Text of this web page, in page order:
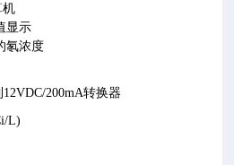
机
显示
氡浓度
200mA转换器
L)